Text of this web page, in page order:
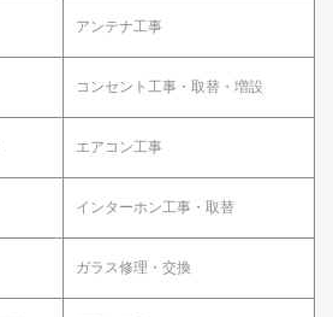
アンテナ工事
コンセント工事・取替・増設
エアコン工事
インターホン工事・取替
ガラス修理・交換